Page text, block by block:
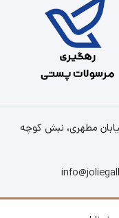
مطهری، نبش کوچه